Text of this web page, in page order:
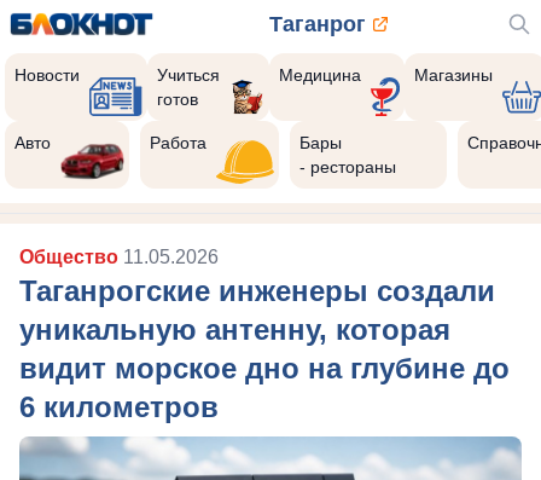
Таганрог
Новости
Учиться
готов
Медицина Магазины
Авто Работа
Бары
- рестораны
Общество 11.05.2026
Таганрогские инженеры создали
уникальную антенну, которая
видит морское дно на глубине до
6 километров